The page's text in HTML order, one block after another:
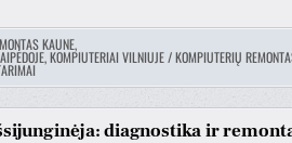
KAUNE,
,KOMPIUTERIAI VILNIUJE / KOMPIUTERIŲ
diagnostika ir